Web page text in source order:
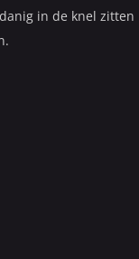
in de knel zitten